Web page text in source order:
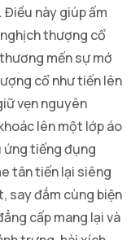
Điều này giúp ấm
thượng cổ
mến sự mớ
cổ như tiến lên
vẹn nguyên
lên một lớp áo
ứng tiếng đụng
tân tiến lại siêng
say đắm cùng biện
cấp mang lại và